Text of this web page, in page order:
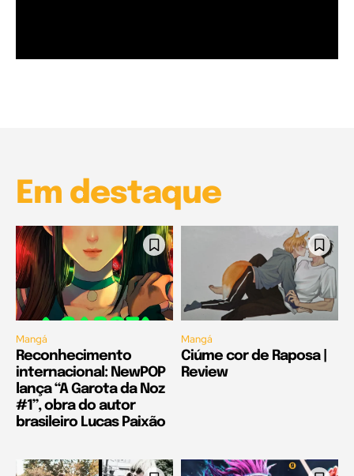
Em destaque
Mangá
Reconhecimento
internacional: NewPOP
lança “A Garota da Noz
#1”, obra do autor
brasileiro Lucas Paixão
Mangá
Ciúme cor de Raposa |
Review